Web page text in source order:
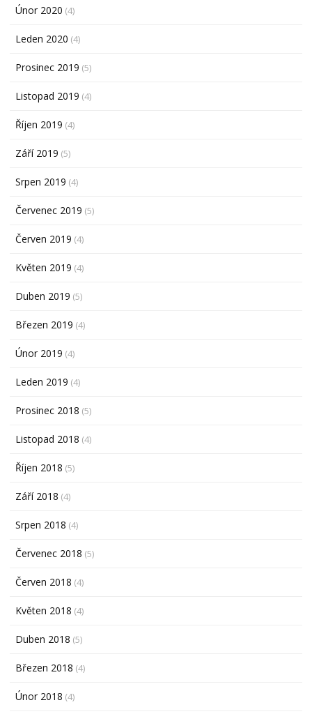
Únor 2020 (4)
Leden 2020 (4)
Prosinec 2019 (5)
Listopad 2019 (4)
Říjen 2019 (4)
Září 2019 (5)
Srpen 2019 (4)
Červenec 2019 (5)
Červen 2019 (4)
Květen 2019 (4)
Duben 2019 (5)
Březen 2019 (4)
Únor 2019 (4)
Leden 2019 (4)
Prosinec 2018 (5)
Listopad 2018 (4)
Říjen 2018 (5)
Září 2018 (4)
Srpen 2018 (4)
Červenec 2018 (5)
Červen 2018 (4)
Květen 2018 (4)
Duben 2018 (5)
Březen 2018 (4)
Únor 2018 (4)